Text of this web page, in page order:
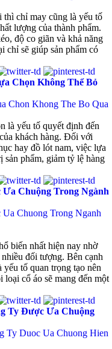
thì chỉ may cũng là yếu tố
lượng của thành phẩm.
độ co giãn và khả năng
chỉ sẽ giúp sản phẩm có
Chọn Không Thể Bỏ
là yếu tố quyết định đến
khách hàng. Đối với
hay đồ lót nam, việc lựa
sản phẩm, giảm tỷ lệ hàng
Chuộng Trong Ngành
biến nhất hiện nay nhờ
đối tượng. Bên cạnh
tố quan trọng tạo nên
cổ áo sẽ mang đến một
Ty Được Ưa Chuộng